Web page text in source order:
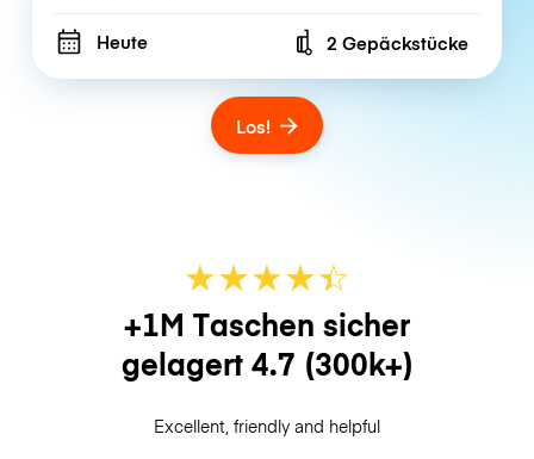
Heute Number of bags
2 Gepäckstücke
Los!
★★★★☆
★
+1M Taschen sicher
gelagert 4.7 (300k+)
Excellent, friendly and helpful